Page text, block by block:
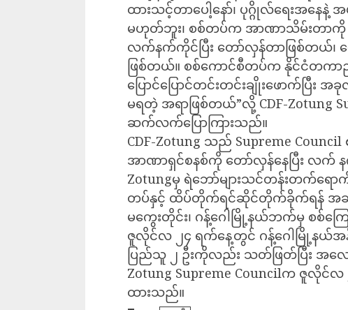
ထားသင့်တာပေါ့နော်၊ ပုဂ္ဂိုလ်ရေးအနေနဲ့ အ
မဟုတ်ဘူး၊ စစ်တပ်က အာဏာသိမ်းတ
လက်နက်ကိုင်ပြီး တော်လှန်တာဖြစ်တယ်၊
ဖြစ်တယ်။ စစ်ကောင်စီတပ်က နိုင်ငံတက
ပြောင်ပြောင်တင်းတင်းချိုးဖောက်
မရတဲ့ အရာဖြစ်တယ်”လို့ CDF-Zotung
ဆက်လက်ပြောကြားသည်။
CDF-Zotung သည် Supreme
အာဏာရှင်စနစ်ကို တော်လှန်နေပြီး လက်
Zotungမှ ရဲဘော်များသင်တန်းတက်ရ
တပ်နှင့် ထိပ်တိုက်ရင်ဆိုင်တိုက်ခိုက်ရန်
မကွေးတိုင်း၊ ဂန့်ဂေါမြို့နယ်ဘက်မှ စစ်က
ဇူလိုင်လ ၂၄ ရက်နေ့တွင် ဂန့်ဂေါမြို့နယ်အနီ
ပြည်သူ ၂ ဦးကိုလည်း သတ်ဖြတ်ပြီး အလော
Zotung Supreme Councilက ဇူလို
ထားသည်။